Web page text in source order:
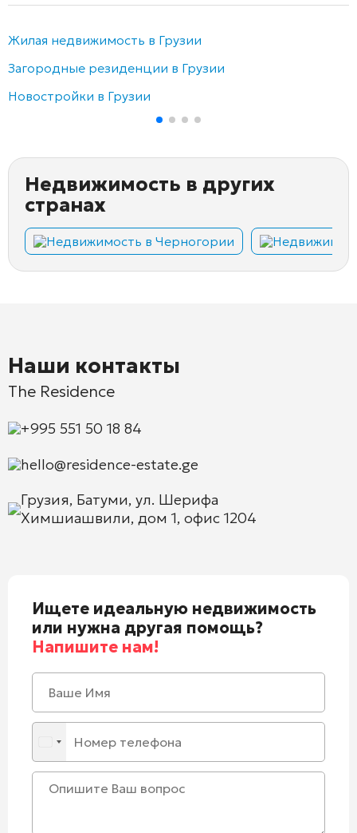
Жилая недвижимость в Грузии
Загородные резиденции в Грузии
Новостройки в Грузии
Недвижимость в других
странах
Недвижимость в Черногории
Наши контакты
The Residence
+995 551 50 18 84
hello@residence-estate.ge
Грузия, Батуми, ул. Шерифа
Химшиашвили, дом 1, офис 1204
Ищете идеальную недвижимость
или нужна другая помощь?
Напишите нам!